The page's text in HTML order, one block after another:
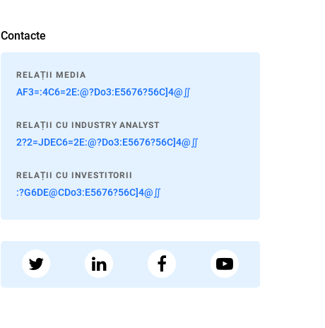
Contacte
RELAȚII MEDIA
AF3=:4C6=2E:@?Do3:E5676?56C]4@∬
RELAȚII CU INDUSTRY ANALYST
2?2=JDEC6=2E:@?Do3:E5676?56C]4@∬
RELAȚII CU INVESTITORII
:?G6DE@CDo3:E5676?56C]4@∬